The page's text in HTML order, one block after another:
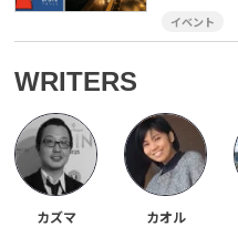
イベント
WRITERS
カズマ カオル